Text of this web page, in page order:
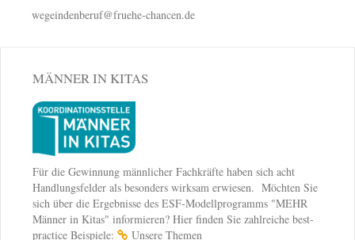
wegeindenberuf@fruehe-chancen.de
MÄNNER IN KITAS
Für die Gewinnung männlicher Fachkräfte haben sich acht
Handlungsfelder als besonders wirksam erwiesen. Möchten Sie
sich über die Ergebnisse des ESF-Modellprogramms "MEHR
Männer in Kitas" informieren? Hier finden Sie zahlreiche best-
practice Beispiele:
Unsere Themen